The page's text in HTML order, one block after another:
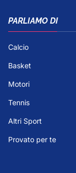
PARLIAMO DI
Calcio
Basket
Motori
Tennis
Altri Sport
Provato per te